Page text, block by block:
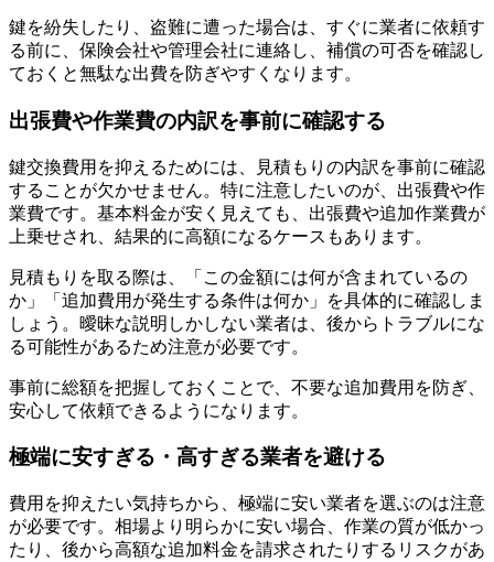
鍵を紛失したり、盗難に遭った場合は、すぐに業者に依頼す
る前に、保険会社や管理会社に連絡し、補償の可否を確認し
ておくと無駄な出費を防ぎやすくなります。
出張費や作業費の内訳を事前に確認する
鍵交換費用を抑えるためには、見積もりの内訳を事前に確認
することが欠かせません。特に注意したいのが、出張費や作
業費です。基本料金が安く見えても、出張費や追加作業費が
上乗せされ、結果的に高額になるケースもあります。
見積もりを取る際は、「この金額には何が含まれているの
か」「追加費用が発生する条件は何か」を具体的に確認しま
しょう。曖昧な説明しかしない業者は、後からトラブルにな
る可能性があるため注意が必要です。
事前に総額を把握しておくことで、不要な追加費用を防ぎ、
安心して依頼できるようになります。
極端に安すぎる・高すぎる業者を避ける
費用を抑えたい気持ちから、極端に安い業者を選ぶのは注意
が必要です。相場より明らかに安い場合、作業の質が低かっ
たり、後から高額な追加料金を請求されたりするリスクがあ